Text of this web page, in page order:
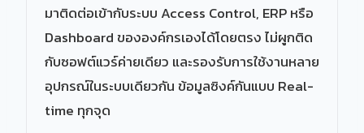
มาติดต่อเข้ากับระบบ Access Control, ERP หรือ
Dashboard ขององค์กรเองได้โดยตรง ไม่ผูกติด
กับซอฟต์แวร์ค่ายเดียว และรองรับการใช้งานหลาย
อุปกรณ์ในระบบเดียวกัน ข้อมูลซิงค์กันแบบ Real-
time ทุกจุด